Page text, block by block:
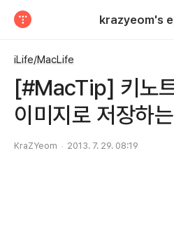
krazyeom's
iLife/MacLife
[#MacTip] 키노
이미지로 저장하
KraZYeom 2013. 7. 29. 08:19